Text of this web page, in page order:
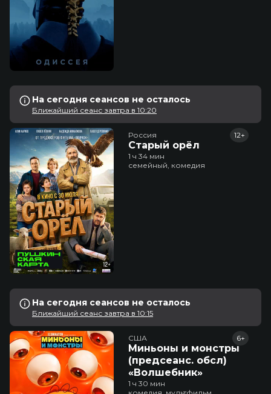
На сегодня сеансов не осталось
Ближайший сеанс завтра в 10:20
Россия
Старый орёл
12+
1 ч 34 мин
семейный, комедия
На сегодня сеансов не осталось
Ближайший сеанс завтра в 10:15
США
Миньоны и монстры
(предсеанс. обсл)
«Волшебник»
6+
1 ч 30 мин
комедия, мультфильм,